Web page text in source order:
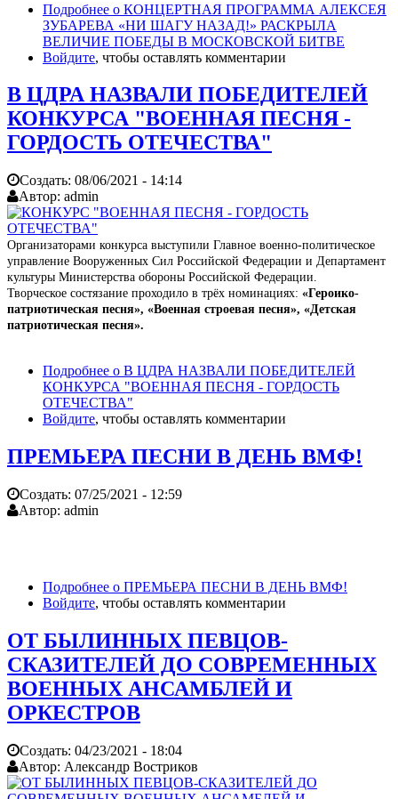
Подробнее о КОНЦЕРТНАЯ ПРОГРАММА АЛЕКСЕЯ
ЗУБАРЕВА «НИ ШАГУ НАЗАД!» РАСКРЫЛА
ВЕЛИЧИЕ ПОБЕДЫ В МОСКОВСКОЙ БИТВЕ
Войдите, чтобы оставлять комментарии
В ЦДРА НАЗВАЛИ ПОБЕДИТЕЛЕЙ
КОНКУРСА "ВОЕННАЯ ПЕСНЯ -
ГОРДОСТЬ ОТЕЧЕСТВА"
Создать: 08/06/2021 - 14:14
Автор: admin
Организаторами конкурса выступили Главное военно-политическое
управление Вооруженных Сил Российской Федерации и Департамент
культуры Министерства обороны Российской Федерации.
Творческое состязание проходило в трёх номинациях: «Героико-
патриотическая песня», «Военная строевая песня», «Детская
патриотическая песня».
Подробнее о В ЦДРА НАЗВАЛИ ПОБЕДИТЕЛЕЙ
КОНКУРСА "ВОЕННАЯ ПЕСНЯ - ГОРДОСТЬ
ОТЕЧЕСТВА"
Войдите, чтобы оставлять комментарии
ПРЕМЬЕРА ПЕСНИ В ДЕНЬ ВМФ!
Создать: 07/25/2021 - 12:59
Автор: admin
Подробнее о ПРЕМЬЕРА ПЕСНИ В ДЕНЬ ВМФ!
Войдите, чтобы оставлять комментарии
ОТ БЫЛИННЫХ ПЕВЦОВ-
СКАЗИТЕЛЕЙ ДО СОВРЕМЕННЫХ
ВОЕННЫХ АНСАМБЛЕЙ И
ОРКЕСТРОВ
Создать: 04/23/2021 - 18:04
Автор: Александр Востриков